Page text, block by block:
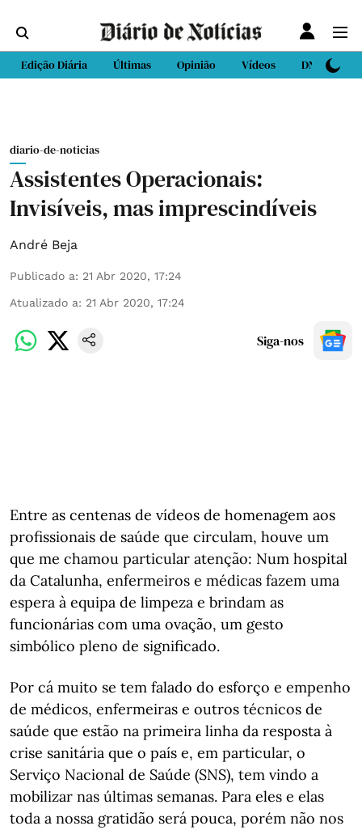
Edição Diária Últimas Opinião Vídeos DN Sport
diario-de-noticias
Assistentes Operacionais:
Invisíveis, mas imprescindíveis
André Beja
Publicado a: 21 Abr 2020, 17:24
Atualizado a: 21 Abr 2020, 17:24
Siga-nos
Entre as centenas de vídeos de homenagem aos
profissionais de saúde que circulam, houve um
que me chamou particular atenção: Num hospital
da Catalunha, enfermeiros e médicas fazem uma
espera à equipa de limpeza e brindam as
funcionárias com uma ovação, um gesto
simbólico pleno de significado.
Por cá muito se tem falado do esforço e empenho
de médicos, enfermeiras e outros técnicos de
saúde que estão na primeira linha da resposta à
crise sanitária que o país e, em particular, o
Serviço Nacional de Saúde (SNS), tem vindo a
mobilizar nas últimas semanas. Para eles e elas
toda a nossa gratidão será pouca, porém não nos